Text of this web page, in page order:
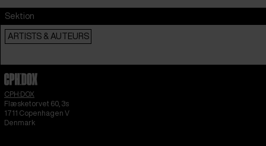
Sektion
ARTISTS & AUTEURS
CPH:DOX
Flæsketorvet 60, 3s
1711 Copenhagen V
Denmark